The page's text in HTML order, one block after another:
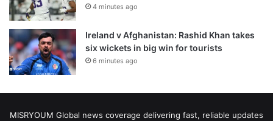
4 minutes ago
Ireland v Afghanistan: Rashid Khan takes
six wickets in big win for tourists
6 minutes ago
MISRYOUM Global news coverage delivering fast, reliable updates